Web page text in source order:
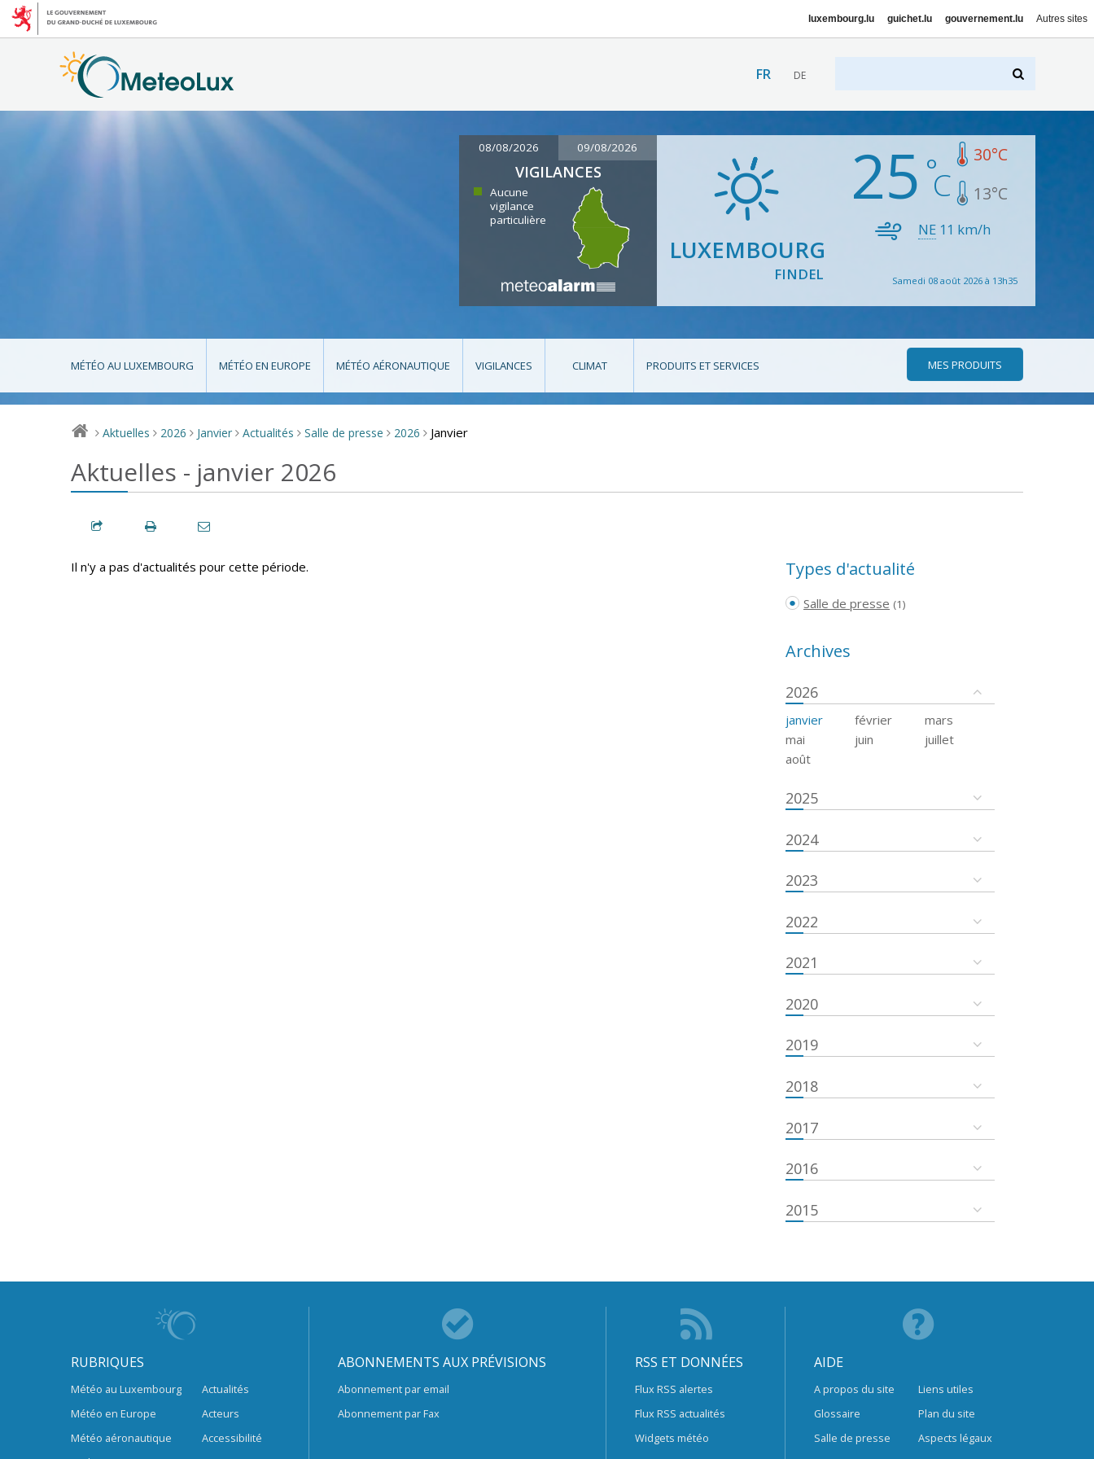
luxembourg.lu guichet.lu gouvernement.lu Autres sites
FR DE
08/08/2026 09/08/2026
VIGILANCES
Aucune
vigilance
particulière
LUXEMBOURG
FINDEL
25 30°C
13°C
NE 11 km/h
Samedi 08 août 2026 à 13h35
MÉTÉO AU LUXEMBOURG MÉTÉO EN EUROPE MÉTÉO AÉRONAUTIQUE VIGILANCES CLIMAT PRODUITS ET SERVICES MES PRODUITS
> Aktuelles > 2026 > Janvier > Actualités > Salle de presse > 2026 > Janvier
Aktuelles - janvier 2026
Il n'y a pas d'actualités pour cette période. Types d'actualité
Salle de presse (1)
Archives
2026
janvier février
mars
mai
juin
juillet
août
2025
2024
2023
2022
2021
2020
2019
2018
2017
2016
2015
RUBRIQUES
Météo au Luxembourg
Météo en Europe
Météo aéronautique
Actualités
Acteurs
Accessibilité
ABONNEMENTS AUX PRÉVISIONS
Abonnement par email
Abonnement par Fax
RSS ET DONNÉES
Flux RSS alertes
Flux RSS actualités
Widgets météo
AIDE
A propos du site
Glossaire
Salle de presse
Liens utiles
Plan du site
Aspects légaux